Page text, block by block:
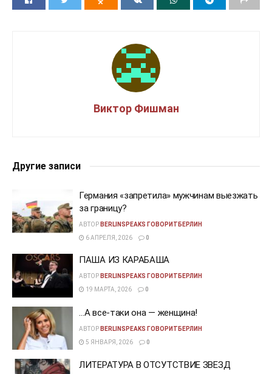
Виктор Фишман
Другие записи
Германия «запретила» мужчинам выезжать
за границу?
АВТОР BERLINSPEAKS ГОВОРИТБЕРЛИН
6 АПРЕЛЯ, 2026
0
ПАША ИЗ КАРАБАША
АВТОР BERLINSPEAKS ГОВОРИТБЕРЛИН
19 МАРТА, 2026
0
…А все-таки она — женщина!
АВТОР BERLINSPEAKS ГОВОРИТБЕРЛИН
5 ЯНВАРЯ, 2026
0
ЛИТЕРАТУРА В ОТСУТСТВИЕ ЗВЕЗД